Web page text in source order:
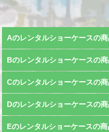
Aのレンタルショーケースの
Bのレンタルショーケースの
Cのレンタルショーケースの
Dのレンタルショーケースの
Eのレンタルショーケースの